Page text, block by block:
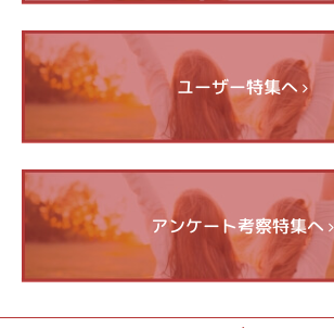
ユーザー特集へ
アンケート考察特集へ